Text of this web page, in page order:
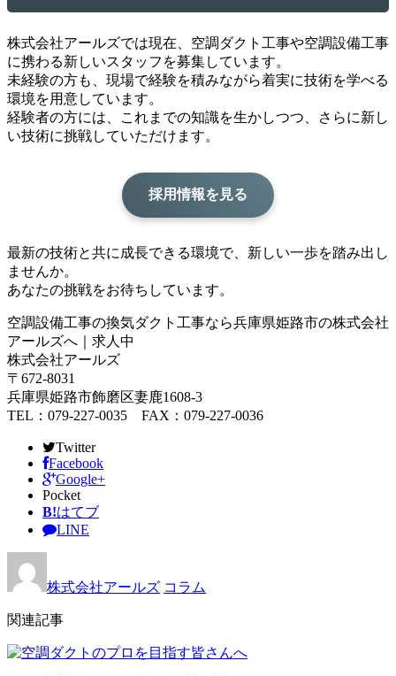
株式会社アールズでは現在、空調ダクト工事や空調設備工事
に携わる新しいスタッフを募集しています。
未経験の方も、現場で経験を積みながら着実に技術を学べる
環境を用意しています。
経験者の方には、これまでの知識を生かしつつ、さらに新し
い技術に挑戦していただけます。
採用情報を見る
最新の技術と共に成長できる環境で、新しい一歩を踏み出し
ませんか。
あなたの挑戦をお待ちしています。
空調設備工事の換気ダクト工事なら兵庫県姫路市の株式会社
アールズへ｜求人中
株式会社アールズ
〒672-8031
兵庫県姫路市飾磨区妻鹿1608-3
TEL：079-227-0035 FAX：079-227-0036
Twitter
Facebook
Google+
Pocket
B!はてブ
LINE
株式会社アールズ コラム
関連記事